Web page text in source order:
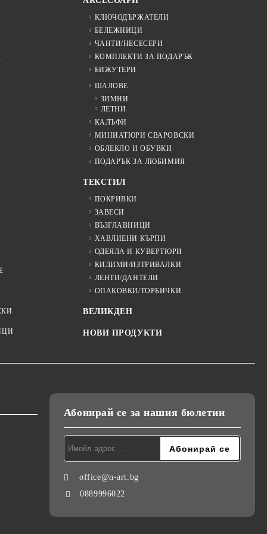
КЛЮЧОДЪРЖАТЕЛИ
БЕЛЕЖНИЦИ
ЧАНТИ/НЕСЕСЕРИ
КОМПЛЕКТИ ЗА ПОДАРЪК
БИЖУТЕРИ
ШАЛОВЕ
ЗИМНИ
ЛЕТНИ
КАЛЪФИ
МИНИАТЮРИ СВАРОВСКИ
ОБЛЕКЛО И ОБУВКИ
ПОДАРЪК ЗА ЛЮБИМИЯ
ТЕКСТИЛ
ПОКРИВКИ
ЗАВЕСИ
ВЪЗГЛАВНИЦИ
ХАВЛИЕНИ КЪРПИ
ОДЕЯЛА И КУВЕРТЮРИ
КИЛИМИ/ИЗТРИВАЛКИ
ЛЕНТИ/ДАНТЕЛИ
ОПАКОВКИ/ТОРБИЧКИ
ВЕЛИКДЕН
НОВИ ПРОДУКТИ
Абонирай се за нашия бюлетин
office@n-art.bg
0889996022